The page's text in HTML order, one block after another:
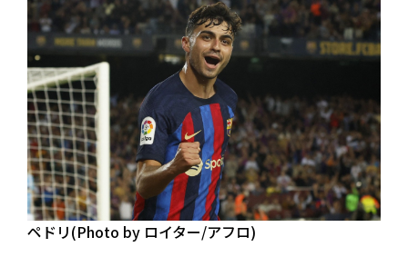
ペドリ(Photo by ロイター/アフロ)